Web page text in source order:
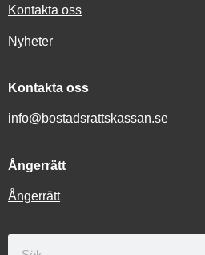
Kontakta oss
Nyheter
Kontakta oss
info@bostadsrattskassan.se
Ångerrätt
Ångerrätt